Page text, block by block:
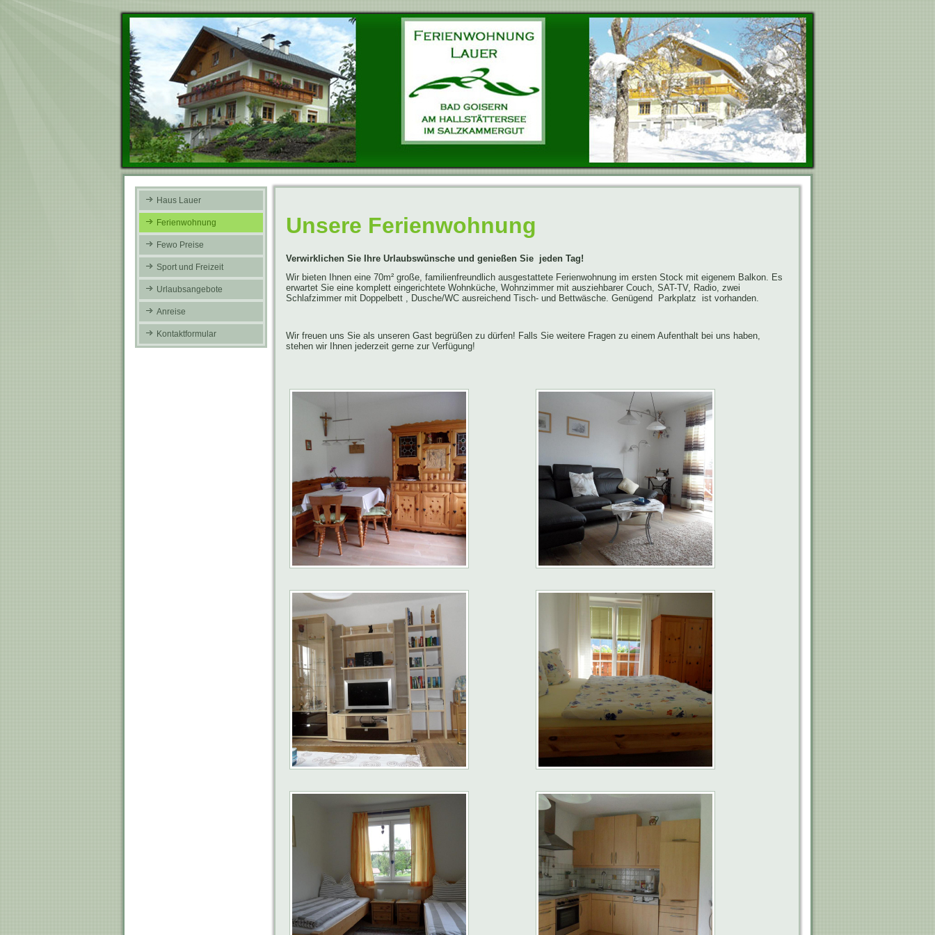
Haus Lauer
Ferienwohnung
Fewo Preise
Sport und Freizeit
Urlaubsangebote
Anreise
Kontaktformular
Unsere Ferienwohnung
Verwirklichen Sie Ihre Urlaubswünsche und genießen Sie jeden Tag!
Wir bieten Ihnen eine 70m² große, familienfreundlich ausgestattete Ferienwohnung im ersten Stock mit eigenem Balkon. Es
erwartet Sie eine komplett eingerichtete Wohnküche, Wohnzimmer mit ausziehbarer Couch, SAT-TV, Radio, zwei
Schlafzimmer mit Doppelbett , Dusche/WC ausreichend Tisch- und Bettwäsche. Genügend Parkplatz ist vorhanden.
Wir freuen uns Sie als unseren Gast begrüßen zu dürfen! Falls Sie weitere Fragen zu einem Aufenthalt bei uns haben,
stehen wir Ihnen jederzeit gerne zur Verfügung!